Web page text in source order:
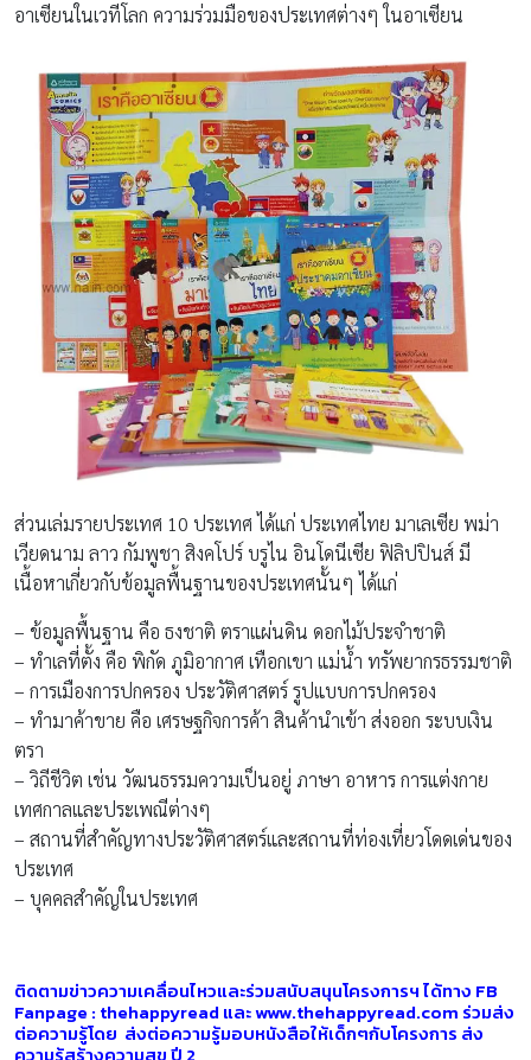
อาเซียนในเวทีโลก ความร่วมมือของประเทศต่างๆ ในอาเซียน
ส่วนเล่มรายประเทศ 10 ประเทศ ได้แก่ ประเทศไทย มาเลเซีย พม่า
เวียดนาม ลาว กัมพูชา สิงคโปร์ บรูไน อินโดนีเซีย ฟิลิปปินส์ มี
เนื้อหาเกี่ยวกับข้อมูลพื้นฐานของประเทศนั้นๆ ได้แก่
– ข้อมูลพื้นฐาน คือ ธงชาติ ตราแผ่นดิน ดอกไม้ประจำชาติ
– ทำเลที่ตั้ง คือ พิกัด ภูมิอากาศ เทือกเขา แม่น้ำ ทรัพยากรธรรมชาติ
– การเมืองการปกครอง ประวัติศาสตร์ รูปแบบการปกครอง
– ทำมาค้าขาย คือ เศรษฐกิจการค้า สินค้านำเข้า ส่งออก ระบบเงิน
ตรา
– วิถีชีวิต เช่น วัฒนธรรมความเป็นอยู่ ภาษา อาหาร การแต่งกาย
เทศกาลและประเพณีต่างๆ
– สถานที่สำคัญทางประวัติศาสตร์และสถานที่ท่องเที่ยวโดดเด่นของ
ประเทศ
– บุคคลสำคัญในประเทศ
ติดตามข่าวความเคลื่อนไหวและร่วมสนับสนุนโครงการฯ ได้ทาง FB
Fanpage : thehappyread และwww.thehappyread.com ร่วมส่ง
ต่อความรู้โดย ส่งต่อความรู้มอบหนังสือให้เด็กๆกับโครงการ ส่ง
ความรู้สร้างความสุข ปี 2